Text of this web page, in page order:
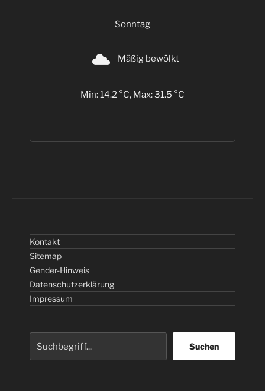
Sonntag
Mäßig bewölkt
Min: 14.2 °C, Max: 31.5 °C
Kontakt
Sitemap
Gender-Hinweis
Datenschutzerklärung
Impressum
Suchen